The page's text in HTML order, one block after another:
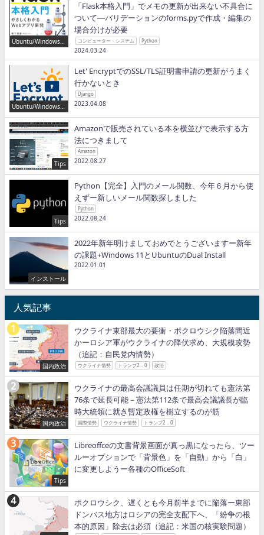
Ubuntu/Windows/P
「Flask本格入門」でメモの更新が出来ない不具合に
ついて―バリデーションのforms.pyで作成・編集の
場合分けが必要
コンピューター・システム Python
2024.03.24
Ubuntu/Windows/P
ython/IT
Let' EncryptでのSSL/TLS証明書申請の更新がうまく
行かないとき
Django
2023.04.08
Tips
Amazonで販売されている本を横並びで表示する方
法につきまして
Amazon
2022.08.27
Tips
Python【完全】入門のメール関数、今年６月から使
えずー新しいメール関数探しました
Python
2022.08.24
インストール
2022年新年明けましておめでとうございますー新年
の課題+Windows 11とUbuntuのDual Install
2022.01.01
人気記事
国内政治
ウクライナ東部最大の要衝・ポクロウシク陥落間近
かーロシア軍がウクライナの降伏求め、大規模攻勢
（追記：自民党内情勢）
ウクライナ情勢 トランプ2．0 政治
国内政治
ウクライナの最高会議議員は任期が切れても憲法第
76条で延長可能－憲法第112条で最高会議議長が臨
時大統領に就き暫定政権を樹立するのが筋
国際情勢 ウクライナ情勢 トランプ2．0
Tips
Libreoffceの文書背景画面が真っ黒になったら、ツー
ルーオプションで「背景色」を「自動」から「白」
に変更しようー各種のOfficeSoft
ポクロウシク、遅くとも今月前半までに陥落ー東部
ドンバス地方はロシアの完全支配下へ、「紛争の根
本的原因」除去は必須（追記：米国の核実験問題）